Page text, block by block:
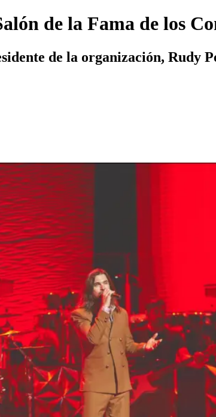
de la Fama de los
de la organización, Rudy